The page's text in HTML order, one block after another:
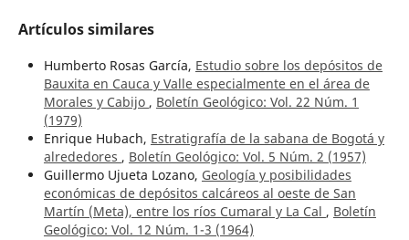
Artículos similares
Humberto Rosas García, Estudio sobre los depósitos de
Bauxita en Cauca y Valle especialmente en el área de
Morales y Cabijo , Boletín Geológico: Vol. 22 Núm. 1
(1979)
Enrique Hubach, Estratigrafía de la sabana de Bogotá y
alrededores , Boletín Geológico: Vol. 5 Núm. 2 (1957)
Guillermo Ujueta Lozano, Geología y posibilidades
económicas de depósitos calcáreos al oeste de San
Martín (Meta), entre los ríos Cumaral y La Cal , Boletín
Geológico: Vol. 12 Núm. 1-3 (1964)